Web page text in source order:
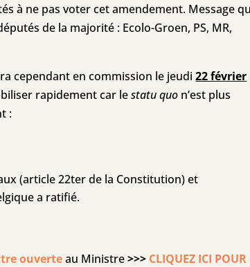
à ne pas voter cet amendement. Message
de la majorité : Ecolo-Groen, PS, MR,
cependant en commission le jeudi 22 février
rapidement car le statu quo n’est plus
:
(article 22ter de la Constitution) et
a ratifié.
ouverte au Ministre >>> CLIQUEZ ICI POUR